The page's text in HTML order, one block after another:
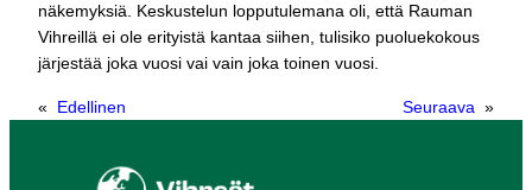
näkemyksiä. Keskustelun lopputulemana oli, että Rauman
Vihreillä ei ole erityistä kantaa siihen, tulisiko puoluekokous
järjestää joka vuosi vai vain joka toinen vuosi.
« Edellinen Seuraava »